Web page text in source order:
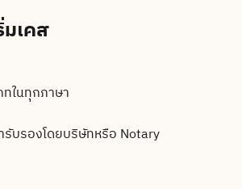
เคส
ทในทุกภาษา
บรองโดยบริษัทหรือ Notary